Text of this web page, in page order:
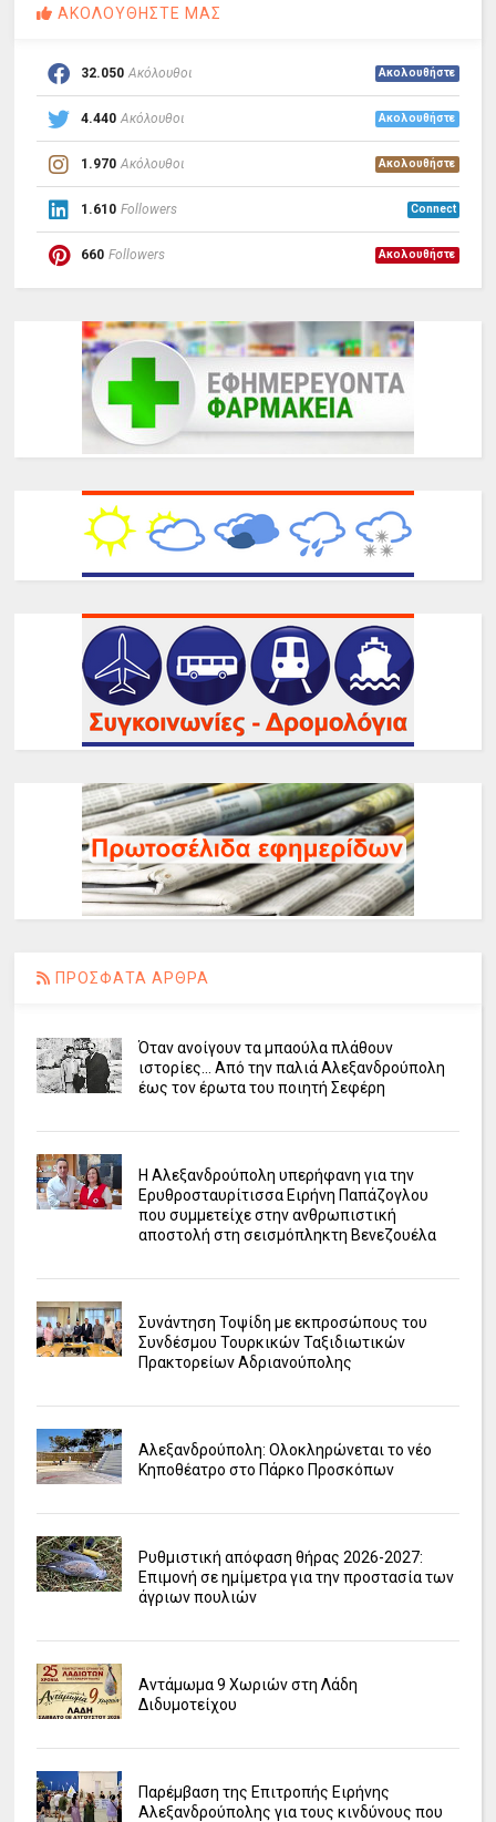
ΑΚΟΛΟΥΘΗΣΤΕ ΜΑΣ
32.050 Ακόλουθοι Ακολουθήστε
4.440 Ακόλουθοι Ακολουθήστε
1.970 Ακόλουθοι Ακολουθήστε
1.610 Followers Connect
660 Followers Ακολουθήστε
ΠΡΟΣΦΑΤΑ ΑΡΘΡΑ
Όταν ανοίγουν τα μπαούλα πλάθουν
ιστορίες... Από την παλιά Αλεξανδρούπολη
έως τον έρωτα του ποιητή Σεφέρη
Η Αλεξανδρούπολη υπερήφανη για την
Ερυθροσταυρίτισσα Ειρήνη Παπάζογλου
που συμμετείχε στην ανθρωπιστική
αποστολή στη σεισμόπληκτη Βενεζουέλα
Συνάντηση Τοψίδη με εκπροσώπους του
Συνδέσμου Τουρκικών Ταξιδιωτικών
Πρακτορείων Αδριανούπολης
Αλεξανδρούπολη: Ολοκληρώνεται το νέο
Κηποθέατρο στο Πάρκο Προσκόπων
Ρυθμιστική απόφαση θήρας 2026-2027:
Επιμονή σε ημίμετρα για την προστασία των
άγριων πουλιών
Αντάμωμα 9 Χωριών στη Λάδη
Διδυμοτείχου
Παρέμβαση της Επιτροπής Ειρήνης
Αλεξανδρούπολης για τους κινδύνους που